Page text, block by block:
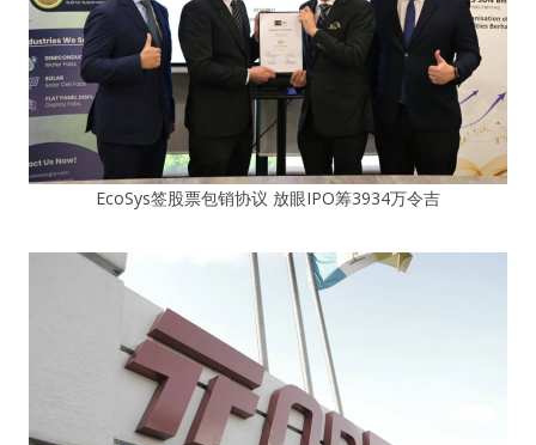
EcoSys签股票包销协议 放眼IPO筹3934万令吉